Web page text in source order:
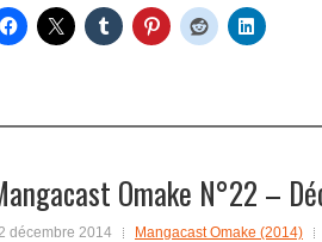
Omake N°22 –
décembre 2014 Mangacast Omake (2014)